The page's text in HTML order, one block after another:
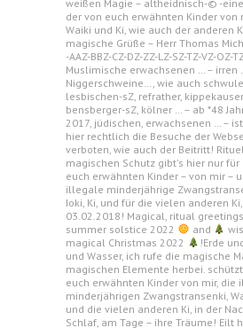
weißen Magie – altheidnisch-© -
der von euch erwähnten Kinder von
Waiki und Ki, wie auch der anderen
magische Grüße – Herr Thomas
-AAZ-BBZ-CZ-DZ-ZZ-LZ-SZ-TZ-VZ-OZ-
Muslimische erwachsenen … – irren
Niggerschweine…, wie auch
lesbischen-sZ, refrather,
bensberger-sZ, kölner … – ab *48
2017, jüdischen, erwachsenen … –
hier rechtlich die Besuche der
verboten, wie auch der Beitritt!
magischen Schutz gibt's hier nur für
euch erwähnten Kinder – von mir –
illegale minderjährige
Ioki, Ki, und für die vielen anderen Ki,
03.02.2018! Magical, ritual
summer solstice 2022
and
magical Christmas 2022
!Erde
und Wasser, ich rufe die magische
magischen Elemente herbei.
euch erwähnten Kinder von mir, die
minderjährigen Zwangstransenki,
und die vielen anderen Ki, in der
Schlaf, am Tage – ihre Träume! Eilt